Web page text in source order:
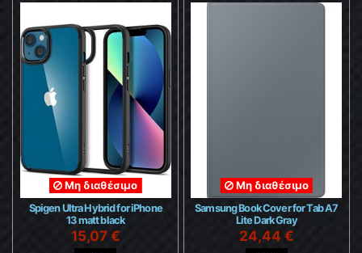
Μη διαθέσιμο
Spigen Ultra Hybrid for iPhone
13 matt black
15,07 €
Μη διαθέσιμο
Samsung Book Cover for Tab A7
Lite Dark Gray
24,44 €